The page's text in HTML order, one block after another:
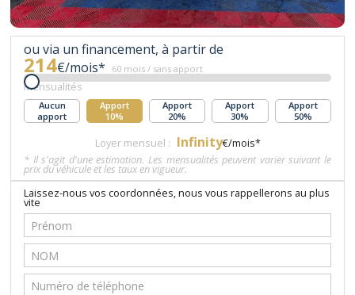
ou via un financement, à partir de
214€/mois* 60 mois / sans apport
Mensualités
Aucun
apport
Apport
10%
Apport
20%
Apport
30%
Apport
50%
Loyer mensuel : Infinity€/mois*
* Il s'agit d'une estimation. Les mensualités peuvent varier suivant le
prix du véhicule et les taux en vigueur.
Laissez-nous vos coordonnées, nous vous rappellerons au plus
vite